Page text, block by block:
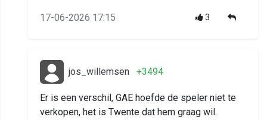
17-06-2026 17:15 3
jos_willemsen +3494
Er is een verschil, GAE hoefde de speler niet te
verkopen, het is Twente dat hem graag wil.